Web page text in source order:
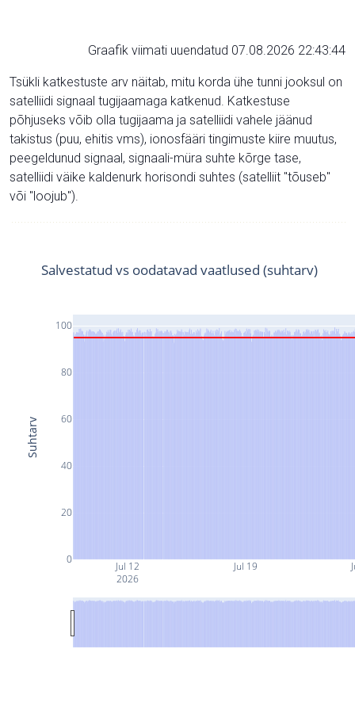
Graafik viimati uuendatud 07.08.2026 22:43:44
Tsükli katkestuste arv näitab, mitu korda ühe tunni jooksul on
satelliidi signaal tugijaamaga katkenud. Katkestuse
põhjuseks võib olla tugijaama ja satelliidi vahele jäänud
takistus (puu, ehitis vms), ionosfääri tingimuste kiire muutus,
peegeldunud signaal, signaali-müra suhte kõrge tase,
satelliidi väike kaldenurk horisondi suhtes (satelliit "tõuseb"
või "loojub").
Jul 12
2026
Jul 19
0
20
40
60
80
100
Salvestatud vs oodatavad vaatlused (suhtarv)
Suhtarv